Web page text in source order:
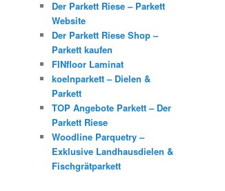
Der Parkett Riese – Parkett
Website
Der Parkett Riese Shop –
Parkett kaufen
FINfloor Laminat
koelnparkett – Dielen &
Parkett
TOP Angebote Parkett – Der
Parkett Riese
Woodline Parquetry –
Exklusive Landhausdielen &
Fischgrätparkett